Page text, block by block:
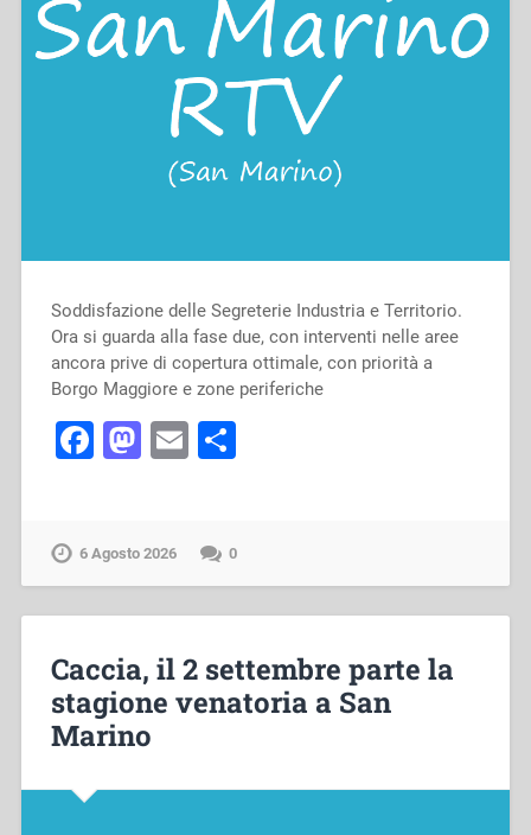
Soddisfazione delle Segreterie Industria e Territorio.
Ora si guarda alla fase due, con interventi nelle aree
ancora prive di copertura ottimale, con priorità a
Borgo Maggiore e zone periferiche
Facebook
Mastodon
EmailCondividi
6 Agosto 2026 0
Caccia, il 2 settembre parte la
stagione venatoria a San
Marino